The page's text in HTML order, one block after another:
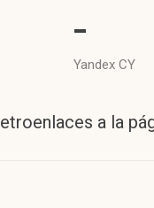
-
Yandex CY
a la